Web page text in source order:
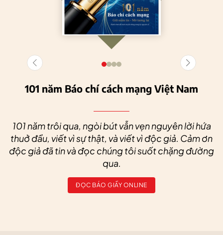
101 năm Báo chí cách mạng Việt Nam
101 năm trôi qua, ngòi bút vẫn vẹn nguyên lời hứa
thuở đầu, viết vì sự thật, và viết vì độc giả. Cảm ơn
độc giả đã tin và đọc chúng tôi suốt chặng đường
qua.
ĐỌC BÁO GIẤY ONLINE